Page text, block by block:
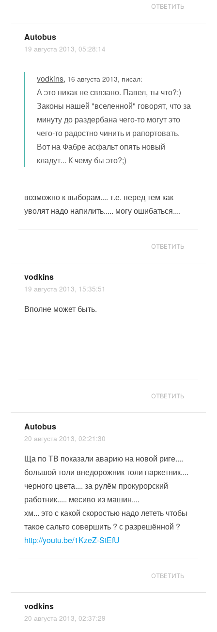
ОТВЕТИТЬ
Autobus
19 августа 2013, 05:28:14
vodkins, 16 августа 2013, писал:
А это никак не связано. Павел, ты что?:)
Законы нашей "вселенной" говорят, что за
минуту до раздербана чего-то могут это
чего-то радостно чинить и рапортовать.
Вот на Фабре асфальт опять новый
кладут... К чему бы это?;)
возможно к выборам.... т.е. перед тем как
уволят надо напилить..... могу ошибаться....
ОТВЕТИТЬ
vodkins
19 августа 2013, 15:35:51
Вполне может быть.
ОТВЕТИТЬ
Autobus
20 августа 2013, 02:21:30
Ща по ТВ показали аварию на новой риге....
большой толи внедорожник толи паркетник....
черного цвета.... за рулём прокурорский
работник..... месиво из машин....
хм... это с какой скоростью надо лететь чтобы
такое сальто совершить ? с разрешённой ?
http://youtu.be/1KzeZ-StEfU
ОТВЕТИТЬ
vodkins
20 августа 2013, 02:37:29